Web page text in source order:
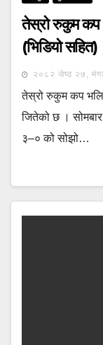
तेस्रो रुकुम कप
(भिडियो सहित)
२०८२ जेष्ठ २७,
तेस्रो रुकुम कप
जितेको छ । सोमबार
३–० को सोझो…